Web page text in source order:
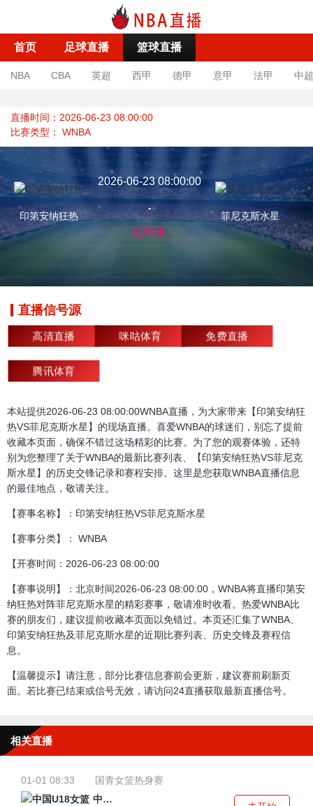
首页 足球直播 篮球直播
NBA CBA 英超 西甲 德甲 意甲 法甲 中超
直播时间：2026-06-23 08:00:00
比赛类型： WNBA
印第安纳狂热
2026-06-23 08:00:00
-
已结束
菲尼克斯水星
直播信号源
高清直播 咪咕体育 免费直播
腾讯体育
本站提供2026-06-23 08:00:00WNBA直播，为大家带来【印第安纳狂
热VS菲尼克斯水星】的现场直播。喜爱WNBA的球迷们，别忘了提前
收藏本页面，确保不错过这场精彩的比赛。为了您的观赛体验，还特
别为您整理了关于WNBA的最新比赛列表、【印第安纳狂热VS菲尼克
斯水星】的历史交锋记录和赛程安排。这里是您获取WNBA直播信息
的最佳地点，敬请关注。
【赛事名称】：印第安纳狂热VS菲尼克斯水星
【赛事分类】： WNBA
【开赛时间：2026-06-23 08:00:00
【赛事说明】：北京时间2026-06-23 08:00:00，WNBA将直播印第安
纳狂热对阵菲尼克斯水星的精彩赛事，敬请准时收看。热爱WNBA比
赛的朋友们，建议提前收藏本页面以免错过。本页还汇集了WNBA、
印第安纳狂热及菲尼克斯水星的近期比赛列表、历史交锋及赛程信
息。
【温馨提示】请注意，部分比赛信息赛前会更新，建议赛前刷新页
面。若比赛已结束或信号无效，请访问24直播获取最新直播信号。
相关直播
01-01 08:33
国青女篮热身赛
中国U18女篮